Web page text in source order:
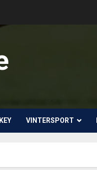
VINTERSPORT